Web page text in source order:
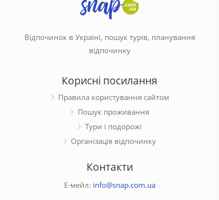
Відпочинок в Україні, пошук турів, планування
відпочинку
Корисні посилання
Правила користування сайтом
Пошук проживання
Тури і подорожі
Організація відпочинку
Контакти
Е-мейл: info@snap.com.ua